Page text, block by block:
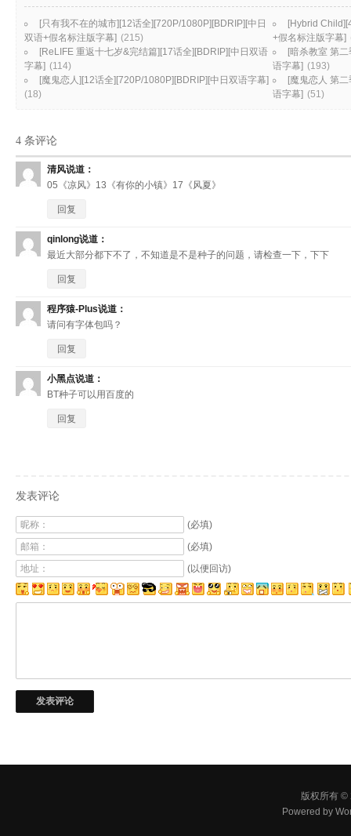
[只有我不在的城市][12话全][720P/1080P][BDRIP][中日
双语+假名标注版字幕] (215)
[Hybrid
+假名标注版字幕]
[ReLIFE 重返十七岁&完结篇][17话全][BDRIP][中日双语
字幕] (114)
[暗杀教室 第
语字幕] (193)
[魔鬼恋人][12话全][720P/1080P][BDRIP][中日双语字幕]
(18)
[魔鬼恋人 第
语字幕] (51)
4 条评论
清风说道：
05《凉风》13《有你的小镇》17《风夏》
回复
qinlong说道：
最近大部分都下不了，不知道是不是种子的问题，请检查一下，下下
回复
程序猿-Plus说道：
请问有字体包吗？
回复
小黑点说道：
BT种子可以用百度的
回复
发表评论
昵称：
(必填)
邮箱：
(必填)
地址：
(以便回访)
版权所有
Powered by